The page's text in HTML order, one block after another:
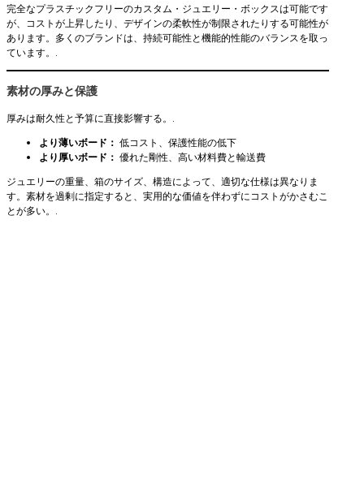
完全なプラスチックフリーのカスタム・ジュエリー・ボックスは可能です
が、コストが上昇したり、デザインの柔軟性が制限されたりする可能性が
あります。多くのブランドは、持続可能性と機能的性能のバランスを取っ
ています。.
素材の厚みと保護
厚みは耐久性と予算に直接影響する。.
より薄いボード： 低コスト、保護性能の低下
より厚いボード： 優れた剛性、高い材料費と輸送費
ジュエリーの重量、箱のサイズ、構造によって、適切な仕様は異なりま
す。素材を過剰に指定すると、実用的な価値を伴わずにコストがかさむこ
とが多い。.